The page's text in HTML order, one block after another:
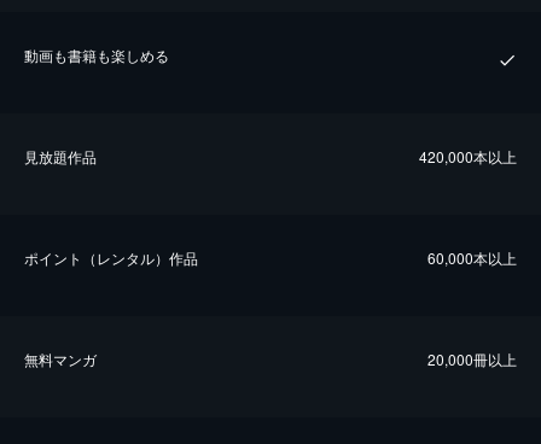
動画も書籍も楽しめる
⾒放題作品 420,000本以上
ポイント（レンタル）作品 60,000本以上
無料マンガ 20,000冊以上